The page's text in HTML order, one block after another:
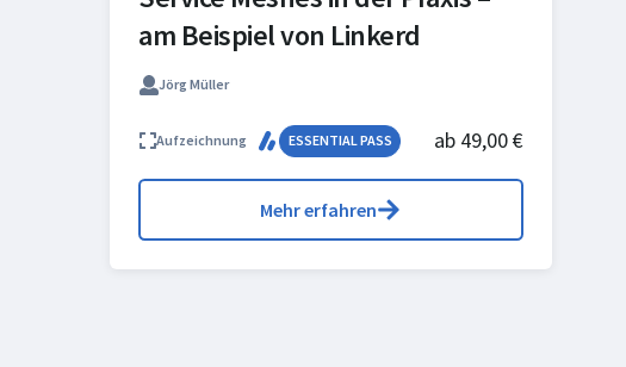
am Beispiel von Linkerd
Jörg Müller
Aufzeichnung ESSENTIAL PASS ab 49,00 €
Mehr erfahren